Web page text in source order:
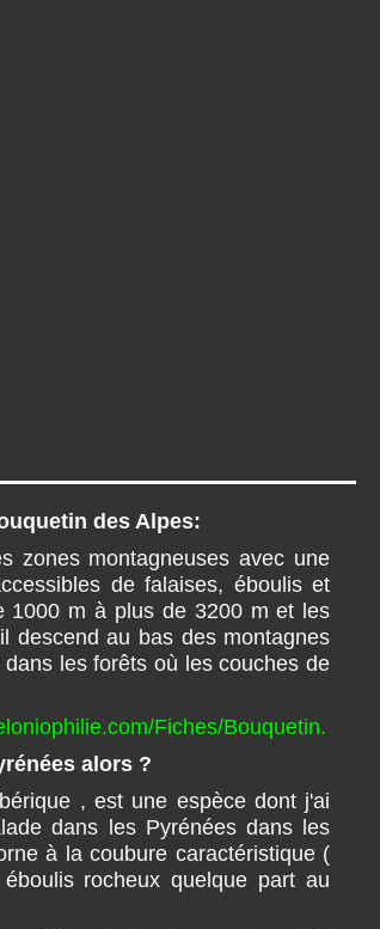
des Alpes:
zones montagneuses avec une
de falaises, éboulis et
1000 m à plus de 3200 m et les
descend au bas des montagnes
les forêts où les couches de
Fiches/Bouquetin.
alors ?
, est une espèce dont j'ai
dans les Pyrénées dans les
à la coubure caractéristique (
rocheux quelque part au